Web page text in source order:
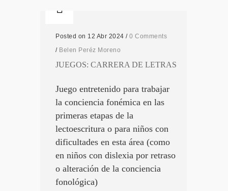
Posted on 12 Abr 2024 / 0 Comments
/ Belen Peréz Moreno
JUEGOS: CARRERA DE LETRAS
Juego entretenido para trabajar
la conciencia fonémica en las
primeras etapas de la
lectoescritura o para niños con
dificultades en esta área (como
en niños con dislexia por retraso
o alteración de la conciencia
fonológica)